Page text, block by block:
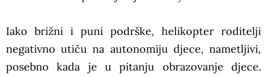
Iako brižni i puni podrške, helikopter roditelji
negativno utiču na autonomiju djece, nametljivi,
posebno kada je u pitanju obrazovanje djece.